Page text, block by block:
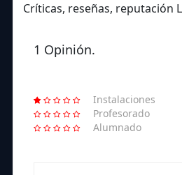
Críticas, reseñas, reputación
1 Opinión.
Instalaciones
Profesorado
Alumnado